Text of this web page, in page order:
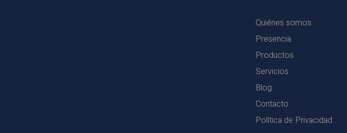
Quiénes somos
Presencia
Productos
Servicios
Blog
Contacto
Política de Privacidad